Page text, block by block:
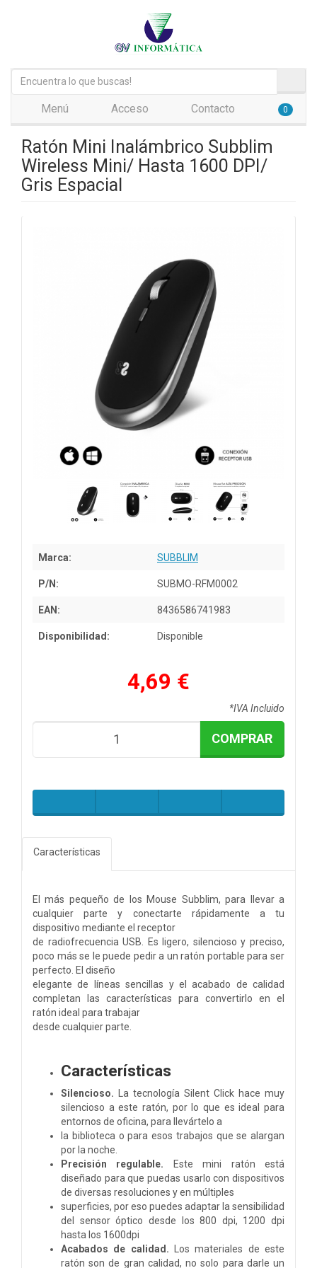
Menú Acceso Contacto 0
Ratón Mini Inalámbrico Subblim
Wireless Mini/ Hasta 1600 DPI/
Gris Espacial
Marca: SUBBLIM
P/N: SUBMO-RFM0002
EAN: 8436586741983
Disponibilidad: Disponible
4,69 €
*IVA Incluido
COMPRAR
Características
El más pequeño de los Mouse Subblim, para llevar a
cualquier parte y conectarte rápidamente a tu
dispositivo mediante el receptor
de radiofrecuencia USB. Es ligero, silencioso y preciso,
poco más se le puede pedir a un ratón portable para ser
perfecto. El diseño
elegante de líneas sencillas y el acabado de calidad
completan las características para convertirlo en el
ratón ideal para trabajar
desde cualquier parte.
Características
Silencioso. La tecnología Silent Click hace muy
silencioso a este ratón, por lo que es ideal para
entornos de oficina, para llevártelo a
la biblioteca o para esos trabajos que se alargan
por la noche.
Precisión regulable.
Este mini ratón está
diseñado para que puedas usarlo con dispositivos
de diversas resoluciones y en múltiples
superficies, por eso puedes adaptar la sensibilidad
del sensor óptico desde los 800 dpi, 1200 dpi
hasta los 1600dpi
Acabados de calidad. Los materiales de este
ratón son de gran calidad, no solo para darle un